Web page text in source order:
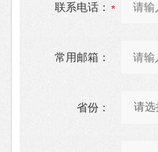
联系电话：
常用邮箱：
省份：